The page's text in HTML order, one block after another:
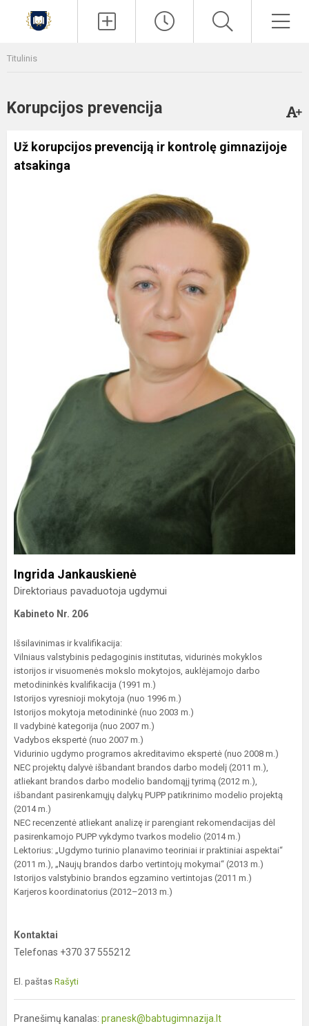
Titulinis
Korupcijos prevencija
Už korupcijos prevenciją ir kontrolę gimnazijoje
atsakinga
Ingrida Jankauskienė
Direktoriaus pavaduotoja ugdymui
Kabineto Nr. 206
Išsilavinimas ir kvalifikacija:
Vilniaus valstybinis pedagoginis institutas, vidurinės mokyklos
istorijos ir visuomenės mokslo mokytojos, auklėjamojo darbo
metodininkės kvalifikacija (1991 m.)
Istorijos vyresnioji mokytoja (nuo 1996 m.)
Istorijos mokytoja metodininkė (nuo 2003 m.)
II vadybinė kategorija (nuo 2007 m.)
Vadybos ekspertė (nuo 2007 m.)
Vidurinio ugdymo programos akreditavimo ekspertė (nuo 2008 m.)
NEC projektų dalyvė išbandant brandos darbo modelį (2011 m.),
atliekant brandos darbo modelio bandomąjį tyrimą (2012 m.),
išbandant pasirenkamųjų dalykų PUPP patikrinimo modelio projektą
(2014 m.)
NEC recenzentė atliekant analizę ir parengiant rekomendacijas dėl
pasirenkamojo PUPP vykdymo tvarkos modelio (2014 m.)
Lektorius: „Ugdymo turinio planavimo teoriniai ir praktiniai aspektai“
(2011 m.), „Naujų brandos darbo vertintojų mokymai“ (2013 m.)
Istorijos valstybinio brandos egzamino vertintojas (2011 m.)
Karjeros koordinatorius (2012–2013 m.)
Kontaktai
Telefonas +370 37 555212
El. paštas Rašyti
Pranešimų kanalas: pranesk@babtugimnazija.lt